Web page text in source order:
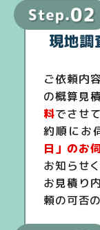
現地調
ご依頼内
の概算見
料でさせ
約順にお
日」のお
お知らせ
お見積り
頼の可否